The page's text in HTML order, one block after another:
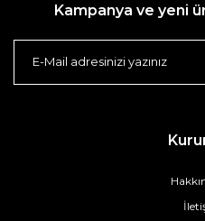
Kampanya ve yeni